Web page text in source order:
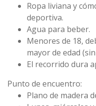
Ropa liviana y
deportiva.
Agua para beber.
Menores de 18,
mayor de edad
El recorrido dura
Punto de encuentro:
Plano de madera